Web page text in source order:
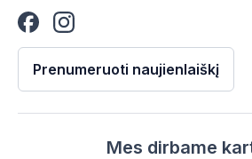
Prenumeruoti naujienlaiškį
Mes dirbame